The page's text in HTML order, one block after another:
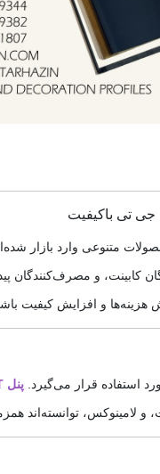
جی تی باکیفیت
متنوعی وارد بازار
کابینت، و مصرف‌کنندگان
و افزایش کیفیت
استفاده قرار می‌گیرد.پنل AGT
توانسته‌اند همزمان